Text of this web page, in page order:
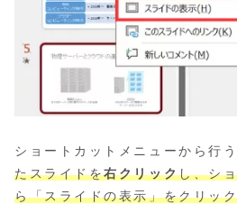
ショートカットメニューから行
たスライドを右クリックし、シ
ら「スライドの表示」をクリッ